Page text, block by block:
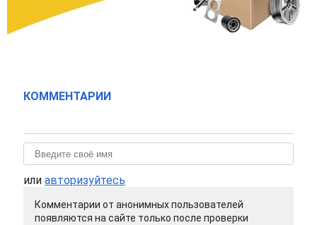
КОММЕНТАРИИ
или авторизуйтесь
Комментарии от анонимных пользователей
появляются на сайте только после проверки